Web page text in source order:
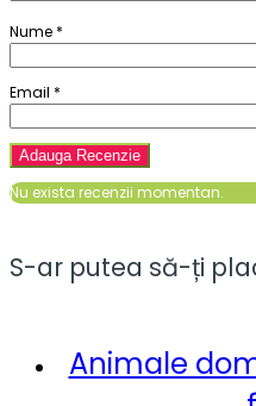
Nume *
Email *
Nu exista recenzii momentan.
S-ar putea să-ți
Animale